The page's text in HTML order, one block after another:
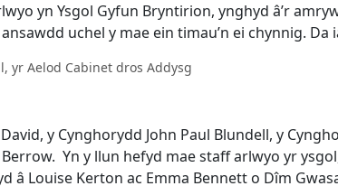
yn Ysgol Gyfun Bryntirion, ynghyd â’r
yr Aelod Cabinet dros Addysg
y Cynghorydd John Paul Blundell, y
Yn y llun hefyd mae staff arlwyo yr
â Louise Kerton ac Emma Bennett o Dîm